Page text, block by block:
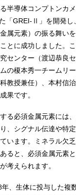
半導体コンプトンカ
「GREI-Ⅱ」を開発し
属元素）の振る舞い
とに成功しました。
センター（渡辺恭良
の榎本秀一チームリ
教授兼任）、本村信
果です。
る必須金属元素には
、シグナル伝達や特
います。ミネラル欠
ると、必須金属元素
考えられます。
、生体に投与した複